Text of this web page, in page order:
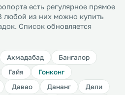
есть регулярное прямое
любой из них можно купить
Список обновляется
Ахмадабад
Бангалор
Гайя
Гонконг
Давао Дананг
Дели